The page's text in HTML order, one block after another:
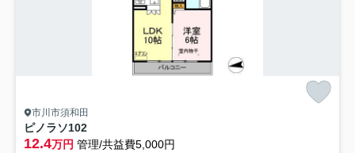
市川市須和田
ピノラソ102
12.4万円 管理/共益費5,000円